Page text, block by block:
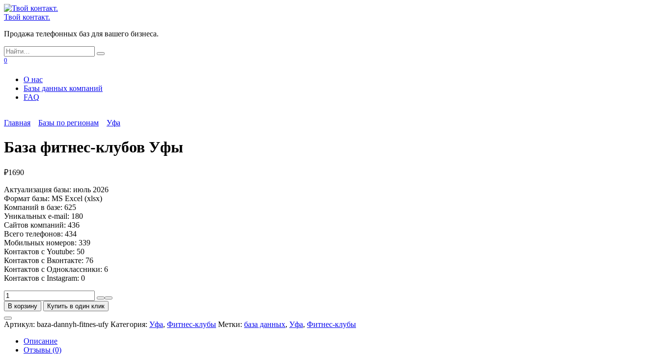
Перейти
к
Твой контакт.
Продажа телефонных баз для вашего бизнеса.
Search
for:
0
О нас
Базы данных компаний
FAQ
Главная Базы по регионам Уфа
База фитнес-клубов Уфы
₽1690
Актуализация базы: июль 2026
Формат базы: MS Excel (xlsx)
Компаний в базе: 625
Уникальных e-mail: 180
Сайтов компаний: 436
Всего телефонов: 434
Мобильных номеров: 339
Контактов с Youtube: 50
Контактов с Вконтакте: 76
Контактов с Одноклассники: 6
Контактов с Instagram: 0
Количество
товара
База
фитнес-
клубов
Уфы
В корзину Купить в один клик
Артикул: baza-dannyh-fitnes-ufy Категория: Уфа, Фитнес-клубы Метки: база данных, Уфа, Фитнес-клубы
Описание
Отзывы (0)